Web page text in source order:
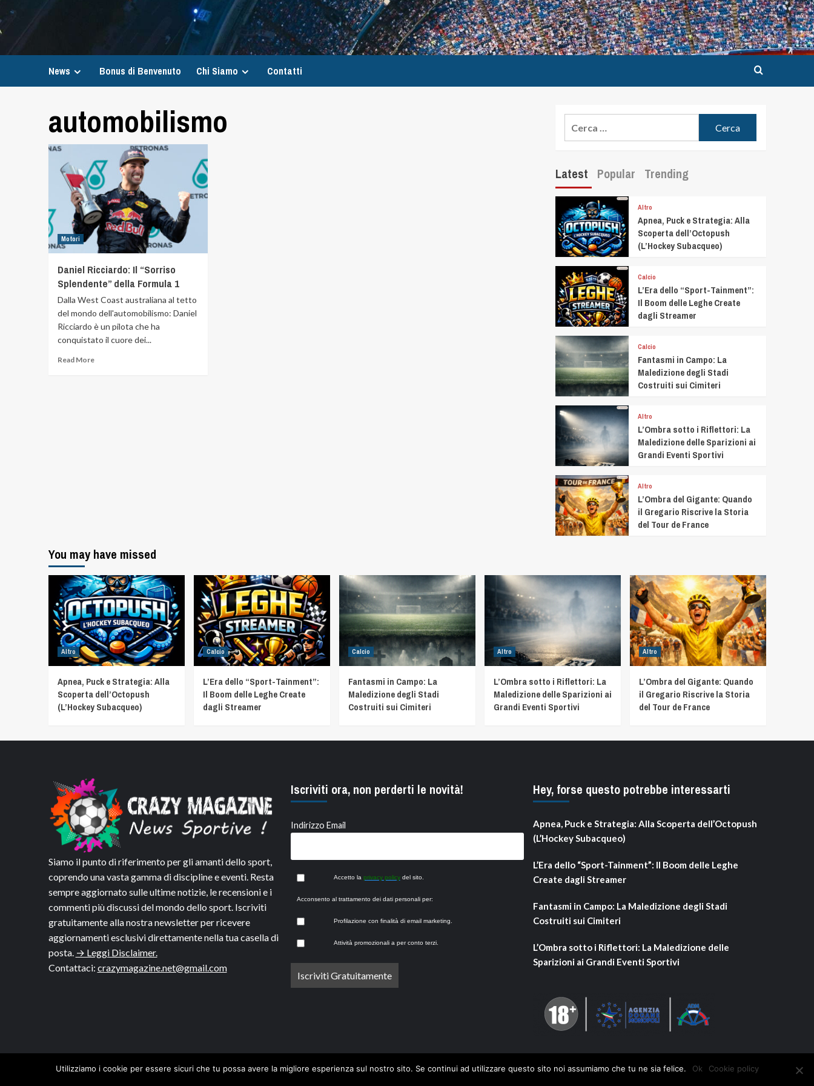
News Bonus di Benvenuto Chi Siamo Contatti
automobilismo
Motori
Daniel Ricciardo: Il “Sorriso
Splendente” della Formula 1
Dalla West Coast australiana al tetto
del mondo dell'automobilismo: Daniel
Ricciardo è un pilota che ha
conquistato il cuore dei...
Read More
Latest Popular Trending
Altro
Apnea, Puck e Strategia: Alla
Scoperta dell’Octopush
(L’Hockey Subacqueo)
Calcio
L’Era dello “Sport-Tainment”:
Il Boom delle Leghe Create
dagli Streamer
Calcio
Fantasmi in Campo: La
Maledizione degli Stadi
Costruiti sui Cimiteri
Altro
L’Ombra sotto i Riflettori: La
Maledizione delle Sparizioni ai
Grandi Eventi Sportivi
Altro
L’Ombra del Gigante: Quando
il Gregario Riscrive la Storia
del Tour de France
You may have missed
Altro
Apnea, Puck e Strategia: Alla
Scoperta dell’Octopush
(L’Hockey Subacqueo)
Calcio
L’Era dello “Sport-Tainment”:
Il Boom delle Leghe Create
dagli Streamer
Calcio
Fantasmi in Campo: La
Maledizione degli Stadi
Costruiti sui Cimiteri
Altro
L’Ombra sotto i Riflettori: La
Maledizione delle Sparizioni ai
Grandi Eventi Sportivi
Altro
L’Ombra del Gigante: Quando
il Gregario Riscrive la Storia
del Tour de France
Siamo il punto di riferimento per gli amanti dello sport,
coprendo una vasta gamma di discipline e eventi. Resta
sempre aggiornato sulle ultime notizie, le recensioni e i
commenti più discussi del mondo dello sport. Iscriviti
gratuitamente alla nostra newsletter per ricevere
aggiornamenti esclusivi direttamente nella tua casella di
posta. → Leggi Disclaimer.
Contattaci: crazymagazine.net@gmail.com
Iscriviti ora, non perderti le novità!
Indirizzo Email
Accetto la privacy policydel sito.
Acconsento al trattamento dei dati personali per:
Profilazione con finalità di email marketing.
Attività promozionali a per conto terzi.
Hey, forse questo potrebbe interessarti
Apnea, Puck e Strategia: Alla Scoperta dell’Octopush
(L’Hockey Subacqueo)
L’Era dello “Sport-Tainment”: Il Boom delle Leghe
Create dagli Streamer
Fantasmi in Campo: La Maledizione degli Stadi
Costruiti sui Cimiteri
L’Ombra sotto i Riflettori: La Maledizione delle
Sparizioni ai Grandi Eventi Sportivi
Utilizziamo i cookie per essere sicuri che tu possa avere la migliore esperienza sul nostro sito. Se continui ad utilizzare questo sito noi assumiamo che tu ne sia felice. Ok Cookie policy